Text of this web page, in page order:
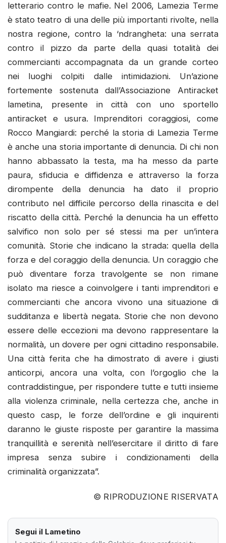
letterario contro le mafie. Nel 2006, Lamezia Terme
è stato teatro di una delle più importanti rivolte, nella
nostra regione, contro la ‘ndrangheta: una serrata
contro il pizzo da parte della quasi totalità dei
commercianti accompagnata da un grande corteo
nei luoghi colpiti dalle intimidazioni. Un’azione
fortemente sostenuta dall’Associazione Antiracket
lametina, presente in città con uno sportello
antiracket e usura. Imprenditori coraggiosi, come
Rocco Mangiardi: perché la storia di Lamezia Terme
è anche una storia importante di denuncia. Di chi non
hanno abbassato la testa, ma ha messo da parte
paura, sfiducia e diffidenza e attraverso la forza
dirompente della denuncia ha dato il proprio
contributo nel difficile percorso della rinascita e del
riscatto della città. Perché la denuncia ha un effetto
salvifico non solo per sé stessi ma per un’intera
comunità. Storie che indicano la strada: quella della
forza e del coraggio della denuncia. Un coraggio che
può diventare forza travolgente se non rimane
isolato ma riesce a coinvolgere i tanti imprenditori e
commercianti che ancora vivono una situazione di
sudditanza e libertà negata. Storie che non devono
essere delle eccezioni ma devono rappresentare la
normalità, un dovere per ogni cittadino responsabile.
Una città ferita che ha dimostrato di avere i giusti
anticorpi, ancora una volta, con l’orgoglio che la
contraddistingue, per rispondere tutte e tutti insieme
alla violenza criminale, nella certezza che, anche in
questo casp, le forze dell’ordine e gli inquirenti
daranno le giuste risposte per garantire la massima
tranquillità e serenità nell’esercitare il diritto di fare
impresa senza subire i condizionamenti della
criminalità organizzata”.
© RIPRODUZIONE RISERVATA
Segui il Lametino